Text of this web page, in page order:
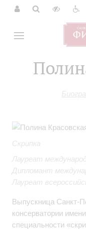
Скрипка
Лауреат
Дипломант
Лауреат
Выпускница Санкт-
консерватории
специальности